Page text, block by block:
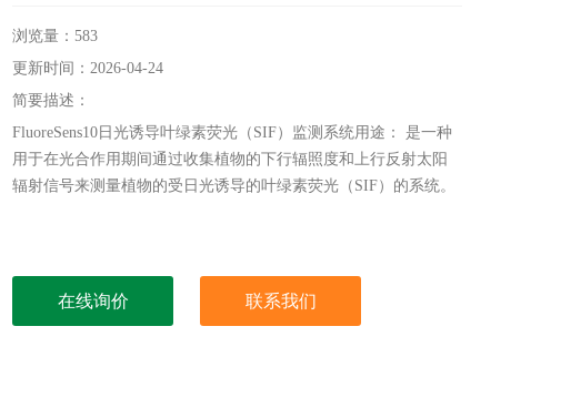
浏览量：583
更新时间：2026-04-24
简要描述：
FluoreSens10日光诱导叶绿素荧光（SIF）监测系统用途： 是一种
用于在光合作用期间通过收集植物的下行辐照度和上行反射太阳
辐射信号来测量植物的受日光诱导的叶绿素荧光（SIF）的系统。
在线询价 联系我们